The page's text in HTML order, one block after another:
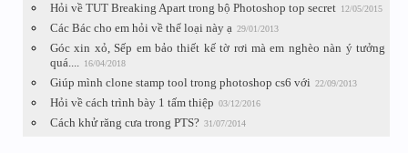
Hỏi về TUT Breaking Apart trong bộ Photoshop top secret 12/05/2015
Các Bác cho em hỏi về thể loại này ạ 29/01/2013
Góc xin xỏ, Sếp em bảo thiết kế tờ rơi mà em nghèo nàn ý tưởng
quá.... 16/04/2018
Giúp mình clone stamp tool trong photoshop cs6 với 22/09/2013
Hỏi về cách trình bày 1 tấm thiệp 03/12/2016
Cách khử răng cưa trong PTS? 31/07/2014